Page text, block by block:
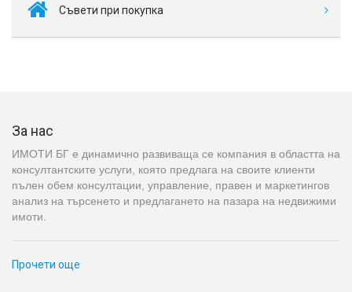
Съвети при покупка
За нас
ИМОТИ БГ е динамично развиваща се компания в областта на
консултантските услуги, която предлага на своите клиенти
пълен обем консултации, управление, правен и маркетингов
анализ на търсенето и предлагането на пазара на недвижими
имоти.
Прочети още